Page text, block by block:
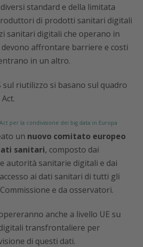
standard e della limitata
di prodotti sanitari digitali
sanitari digitali che operano in
affrontare barriere e costi
in un altro.
sul riutilizzo si basano sul quadro
per la condivisione dei big data in Europa
un nuovo comitato europeo
sanitari, composto dai
autorità sanitarie digitali e dai
ai dati sanitari di tutti gli
e da osservatori.
anche a livello UE su
transfrontaliere per
di questi dati.